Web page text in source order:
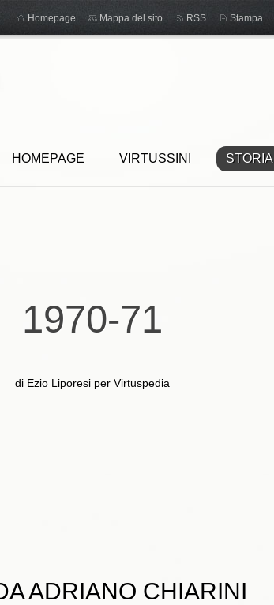
HOMEPAGE VIRTUSSINI STORIA
Homepage Mappa del sito RSS Stampa
1970-71
di Ezio Liporesi per Virtuspedia
ADRIANO CHIARINI